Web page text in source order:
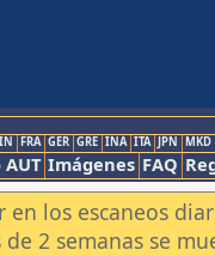
FRA GER GRE INA ITA JPN MKD
Imágenes FAQ
los escaneos
2 semanas se